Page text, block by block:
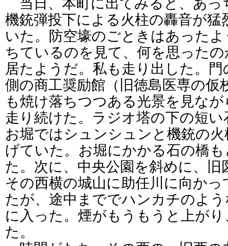
当日、本町に出てみると、あっ
機銃弾投下による火柱の轟音が
いた。防空壕のごときはあった
ちているのを見て、何を思った
居たようだ。私も走り出した。
側の商工奨励館（旧徳島医専の仮
も焼け落ちつつある光景を見な
走り続けた。ラジオ塔の下の短
お堀ではシュンシュンと機銃の
げていた。お堀にかかる石の橋
た。次に、中央公園を斜めに、
その西横の城山に助任川に向か
たが、途中まででハンカチのよ
に入った。煙がもうもうと上が
た。